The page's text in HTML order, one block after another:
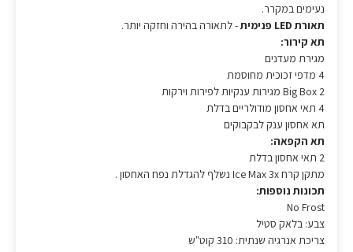
נעימים במקרר.
תאורת LED פנימית
- לתאורה בהירה וחזקה יותר.
תא קירור:
מגירת מעדנים
4 מדפי זכוכית מחוסמת
2 Big Box מגירות ענקיות לפירות וירקות
4 תאי אחסון מודולריים בדלת
תא אחסון ענק לבקבוקים
תא הקפאה:
2 תאי אחסון בדלת
מתקן קרח Ice Max 3x נשלף להגדלת נפח האחסון .
תכונות נוספות:
No Frost
צבע: בלאק סטיל
צריכת אנרגיה שנתית: 310 קוט"ש